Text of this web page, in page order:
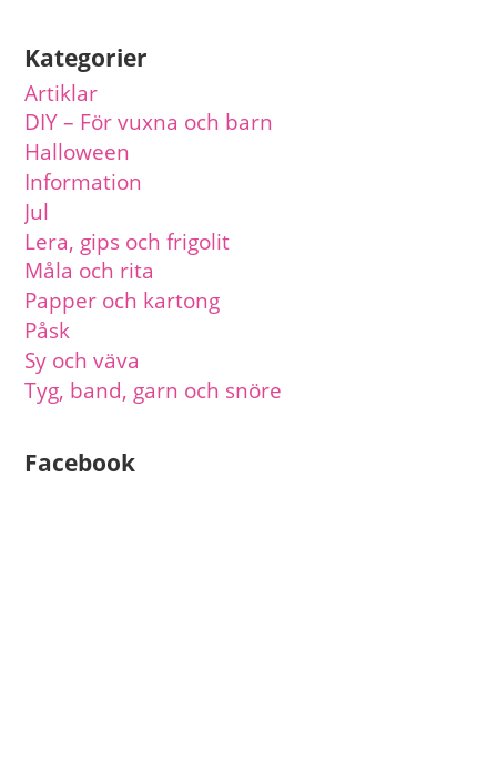
Kategorier
Artiklar
DIY – För vuxna och barn
Halloween
Information
Jul
Lera, gips och frigolit
Måla och rita
Papper och kartong
Påsk
Sy och väva
Tyg, band, garn och snöre
Facebook